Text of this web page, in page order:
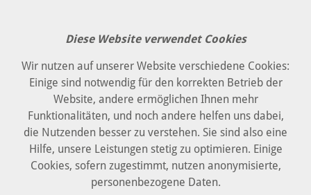
Zusammenarbeit
Diese Website verwendet Cookies
Wir nutzen auf unserer Website verschiedene Cookies:
Einige sind notwendig für den korrekten Betrieb der
Website, andere ermöglichen Ihnen mehr
Funktionalitäten, und noch andere helfen uns dabei,
die Nutzenden besser zu verstehen. Sie sind also eine
Hilfe, unsere Leistungen stetig zu optimieren. Einige
Cookies, sofern zugestimmt, nutzen anonymisierte,
personenbezogene Daten.